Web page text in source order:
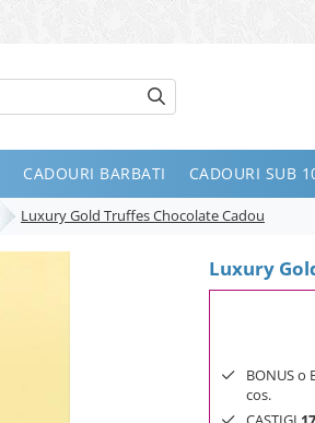
CADOURI BARBATI CADOURI SUB
Luxury Gold Truffes Chocolate Cadou
Luxury
BONUS o
cos.